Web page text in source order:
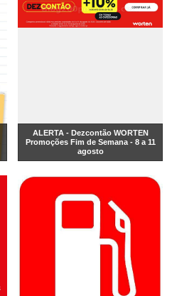
ALERTA - Dezcontão WORTEN
Promoções Fim de Semana - 8 a 11
agosto